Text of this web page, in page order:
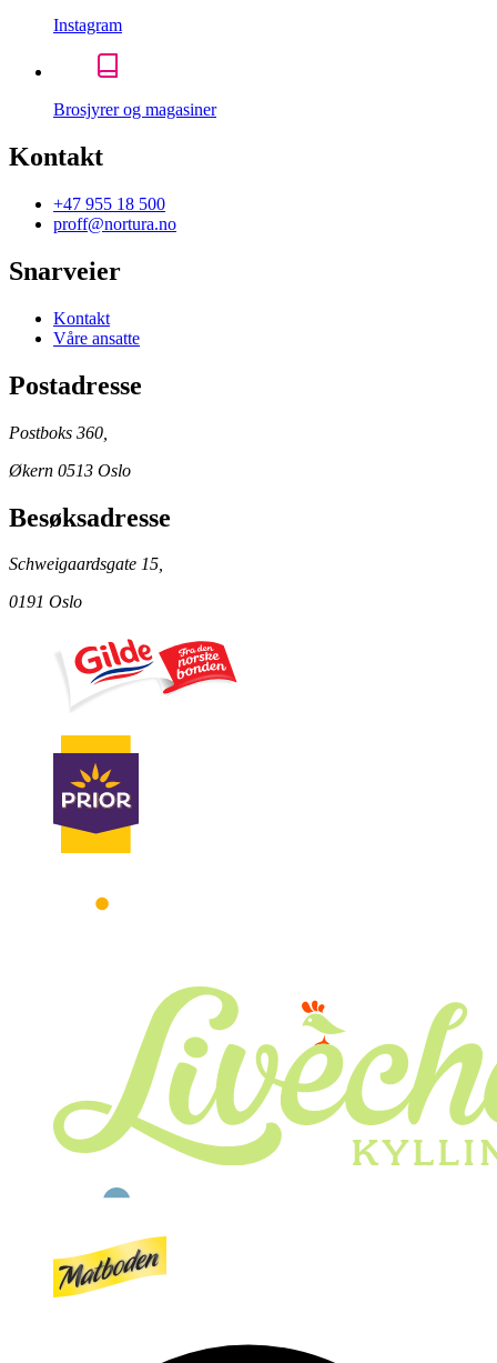
Instagram
Brosjyrer og magasiner
Kontakt
+47 955 18 500
proff@nortura.no
Snarveier
Kontakt
Våre ansatte
Postadresse
Postboks 360,
Økern 0513 Oslo
Besøksadresse
Schweigaardsgate 15,
0191 Oslo